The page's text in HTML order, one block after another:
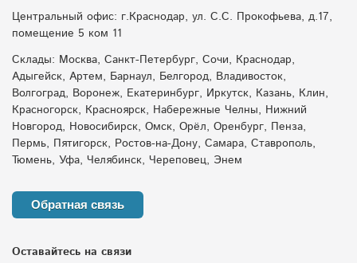
Центральный офис: г.Краснодар, ул. С.С. Прокофьева, д.17,
помещение 5 ком 11
Склады: Москва, Санкт-Петербург, Сочи, Краснодар,
Адыгейск, Артем, Барнаул, Белгород, Владивосток,
Волгоград, Воронеж, Екатеринбург, Иркутск, Казань, Клин,
Красногорск, Красноярск, Набережные Челны, Нижний
Новгород, Новосибирск, Омск, Орёл, Оренбург, Пенза,
Пермь, Пятигорск, Ростов-на-Дону, Самара, Ставрополь,
Тюмень, Уфа, Челябинск, Череповец, Энем
Обратная связь
Оставайтесь на связи